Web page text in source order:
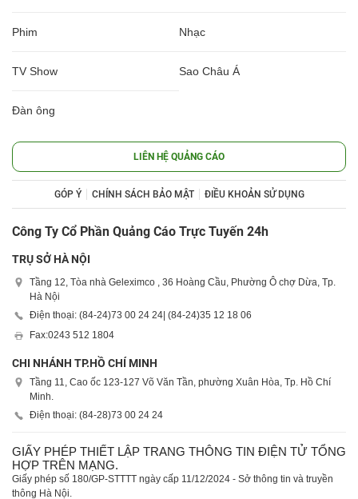
Phim Nhạc
TV Show Sao Châu Á
Đàn ông
LIÊN HỆ QUẢNG CÁO
GÓP Ý CHÍNH SÁCH BẢO MẬT ĐIỀU KHOẢN SỬ DỤNG
Công Ty Cổ Phần Quảng Cáo Trực Tuyến 24h
TRỤ SỞ HÀ NỘI
Tầng 12, Tòa nhà Geleximco , 36 Hoàng Cầu, Phường Ô chợ Dừa, Tp.
Hà Nội
Điện thoại: (84-24)73 00 24 24 | (84-24)35 12 18 06
Fax:0243 512 1804
CHI NHÁNH TP.HỒ CHÍ MINH
Tầng 11, Cao ốc 123-127 Võ Văn Tần, phường Xuân Hòa, Tp. Hồ Chí
Minh.
Điện thoại: (84-28)73 00 24 24
GIẤY PHÉP THIẾT LẬP TRANG THÔNG TIN ĐIỆN TỬ TỔNG
HỢP TRÊN MẠNG.
Giấy phép số 180/GP-STTTT ngày cấp 11/12/2024 - Sở thông tin và truyền
thông Hà Nội.